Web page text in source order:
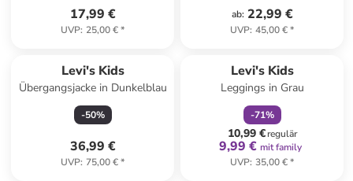
17,99 €
UVP: 25,00 €*
ab: 22,99 €
UVP: 45,00 €*
Levi's Kids
Übergangsjacke in Dunkelblau
-50%
36,99 €
UVP: 75,00 €*
Levi's Kids
Leggings in Grau
-71%
10,99 €regulär
9,99 € mit family
UVP: 35,00 €*